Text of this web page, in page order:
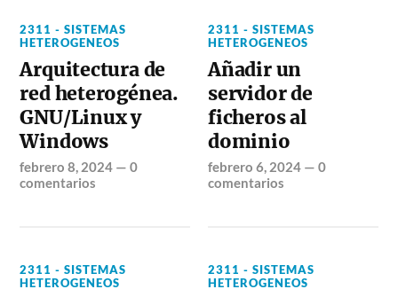
2311 - SISTEMAS
HETEROGENEOS
Arquitectura de
red heterogénea.
GNU/Linux y
Windows
febrero 8, 2024 —0
comentarios
2311 - SISTEMAS
HETEROGENEOS
Añadir un
servidor de
ficheros al
dominio
febrero 6, 2024 —0
comentarios
2311 - SISTEMAS
HETEROGENEOS
2311 - SISTEMAS
HETEROGENEOS